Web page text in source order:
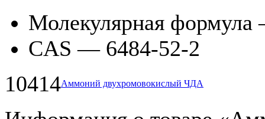
Молекулярная
CAS — 6484-52-2
10414Аммоний двухромовокислый ЧДА